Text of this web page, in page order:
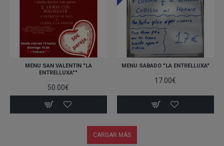
MENU SAN VALENTIN "LA
ENTRELLUXA""
50.00€
MENU SABADO "LA ENTRELLUXA"
17.00€
CARGAR MÁS